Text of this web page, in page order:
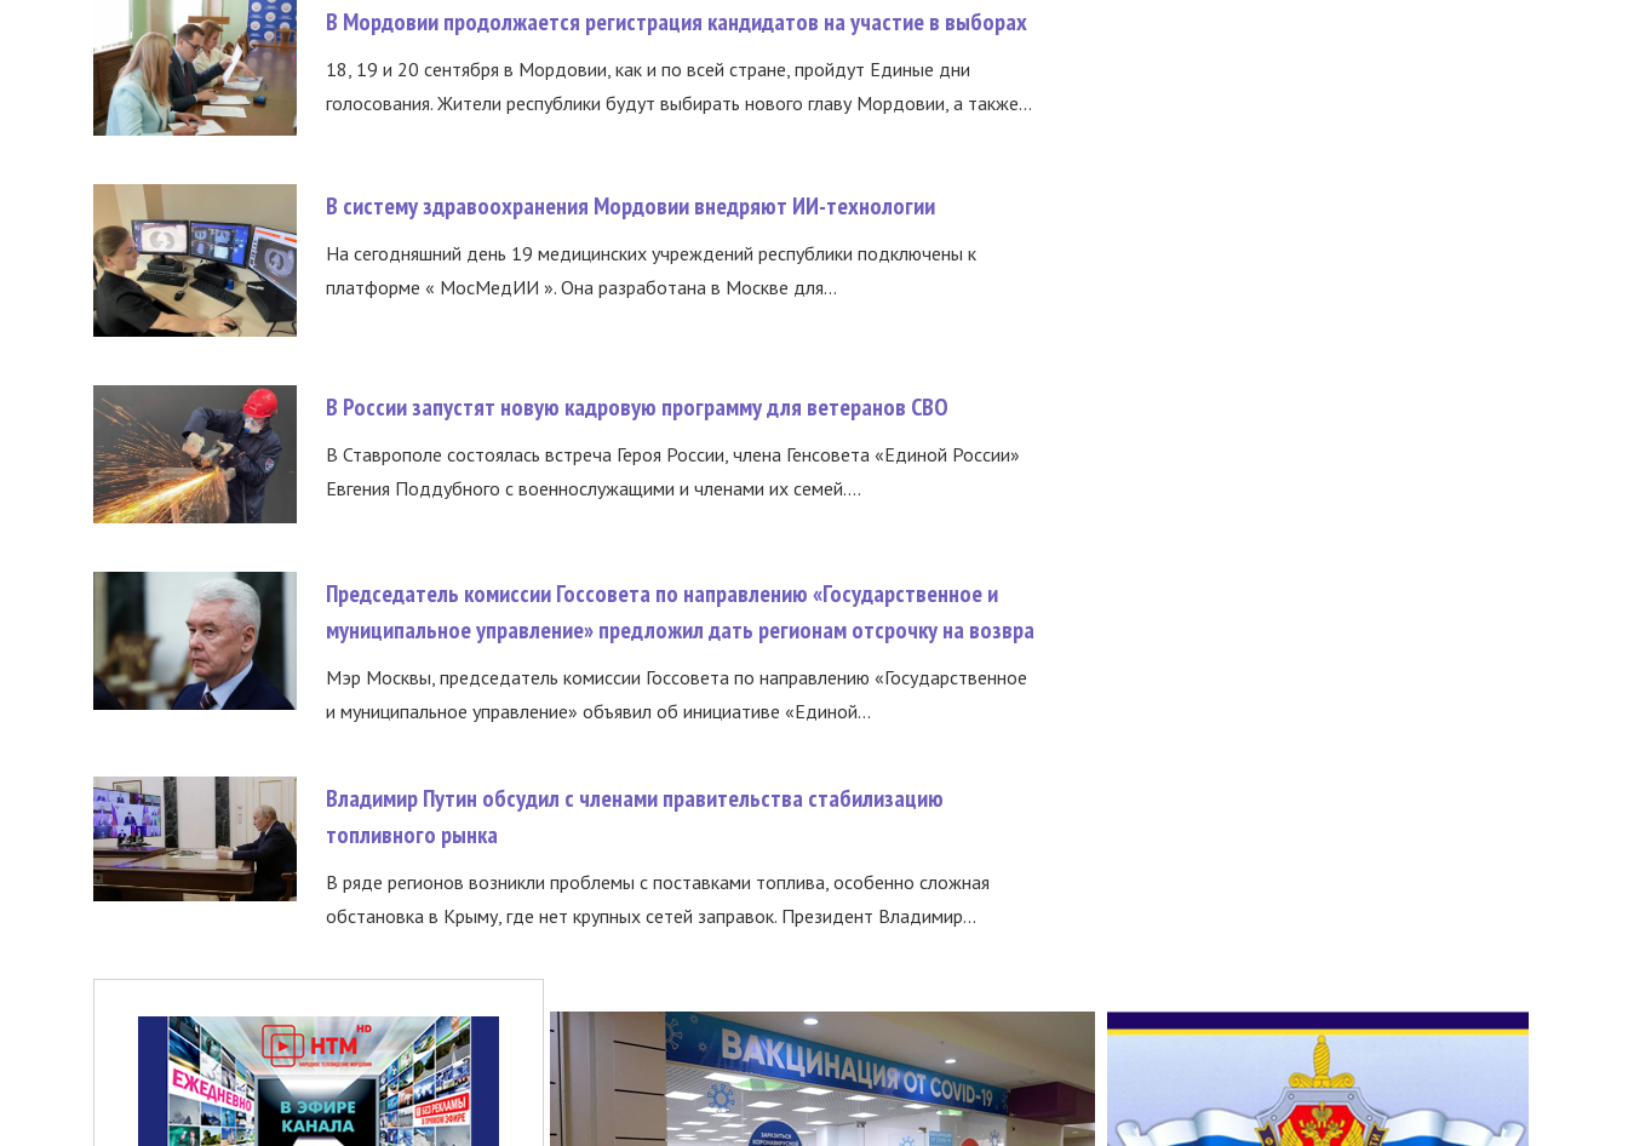
В Мордовии продолжается регистрация кандидатов на участие в выборах
18, 19 и 20 сентября в Мордовии, как и по всей стране, пройдут Единые дни
голосования. Жители республики будут выбирать нового главу Мордовии, а также...
В систему здравоохранения Мордовии внедряют ИИ-технологии
На сегодняшний день 19 медицинских учреждений республики подключены к
платформе « МосМедИИ ». Она разработана в Москве для...
В России запустят новую кадровую программу для ветеранов СВО
В Ставрополе состоялась встреча Героя России, члена Генсовета «Единой России»
Евгения Поддубного с военнослужащими и членами их семей....
Председатель комиссии Госсовета по направлению «Государственное и
муниципальное управление» предложил дать регионам отсрочку на возвра
Мэр Москвы, председатель комиссии Госсовета по направлению «Государственное
и муниципальное управление» объявил об инициативе «Единой...
Владимир Путин обсудил с членами правительства стабилизацию
топливного рынка
В ряде регионов возникли проблемы с поставками топлива, особенно сложная
обстановка в Крыму, где нет крупных сетей заправок. Президент Владимир...